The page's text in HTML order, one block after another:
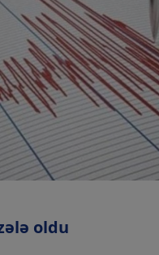
oldu